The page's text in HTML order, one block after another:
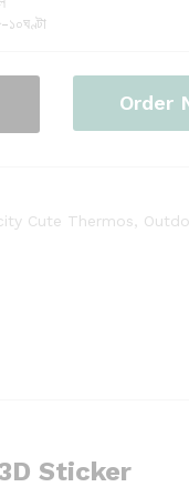
১০ঘণ্টা
Order
Cute Thermos
Sticker